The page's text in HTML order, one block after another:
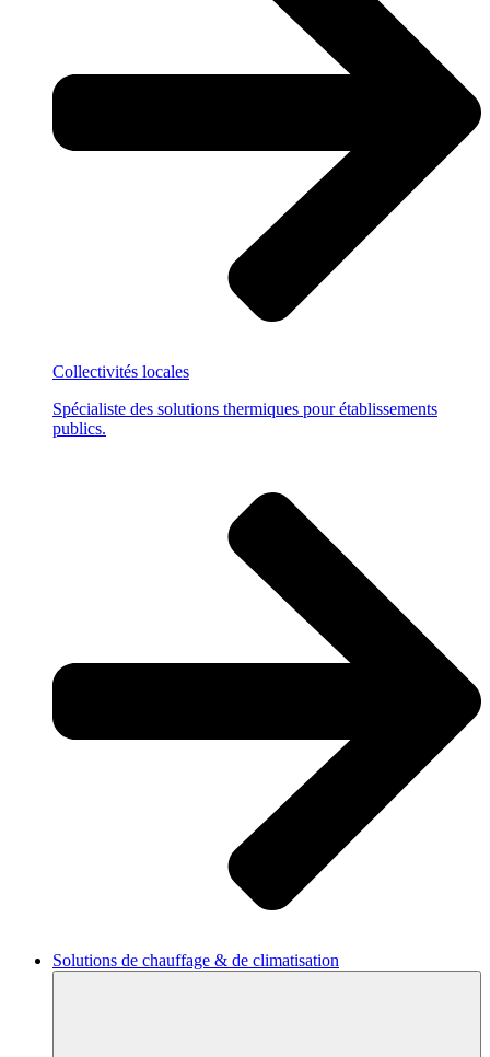
Collectivités locales
Spécialiste des solutions thermiques pour établissements
publics.
Solutions de chauffage & de climatisation